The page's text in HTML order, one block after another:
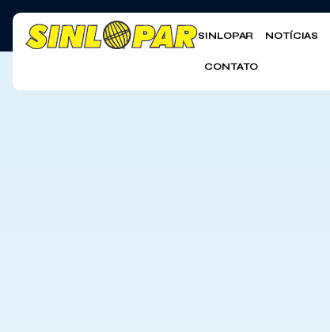
SINLOPAR NOTÍCIAS
CONTATO